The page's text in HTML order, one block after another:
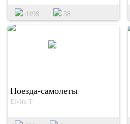
4498 38
Поезда-самолеты
Elvira T